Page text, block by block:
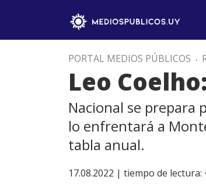
PORTAL MEDIOS PÚBLICOS .
Leo
Nacional se prepara
lo enfrentará a
tabla anual.
17.08.2022 | tiempo de lectura: